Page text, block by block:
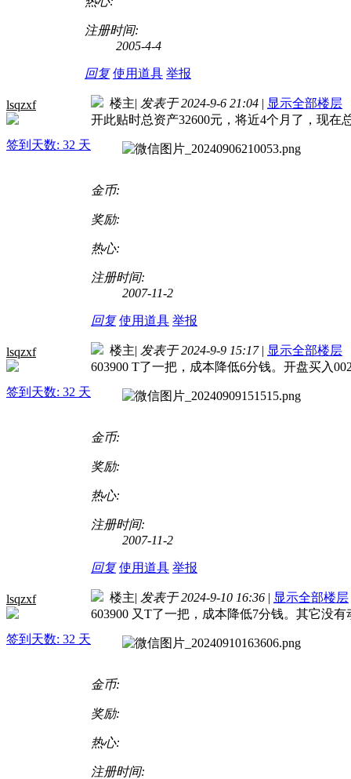
注册时间:
2005-4-4
回复 使用道具 举报
lsqzxf
签到天数: 32 天
楼主| 发表于 2024-9-6 21:04 | 显示全部楼层
开此贴时总资产32600元，将近4个月了，现在
金币:
奖励:
热心:
注册时间:
2007-11-2
回复 使用道具 举报
lsqzxf
签到天数: 32 天
楼主| 发表于 2024-9-9 15:17 | 显示全部楼层
603900 T了一把，成本降低6分钱。开盘买入
金币:
奖励:
热心:
注册时间:
2007-11-2
回复 使用道具 举报
lsqzxf
签到天数: 32 天
楼主| 发表于 2024-9-10 16:36 | 显示全部楼层
603900 又T了一把，成本降低7分钱。其它没有
金币:
奖励:
热心:
注册时间: